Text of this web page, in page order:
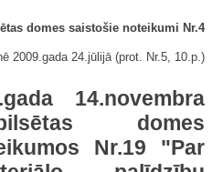
domes saistošie noteikumi Nr.4
2009.gada 24.jūlijā (prot. Nr.5, 10.p.)
14.novembra
domes
Nr.19 "Par